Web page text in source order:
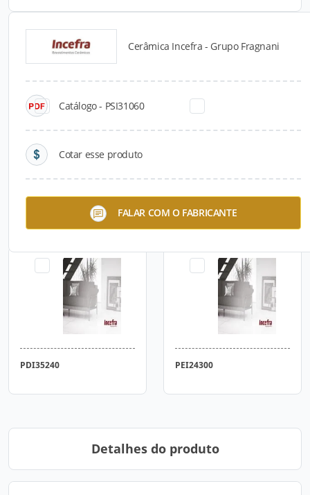
Cerâmica Incefra - Grupo Fragnani
Catálogo - PSI31060
Cotar esse produto
FALAR COM O FABRICANTE
Catálogos para Download
PDI35240 PEI24300
Detalhes do produto